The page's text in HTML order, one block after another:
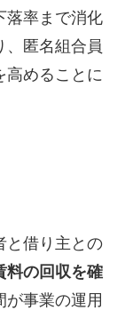
落率まで消化
、匿名組合員
高めることに
と借り主との
料の回収を確
が事業の運用